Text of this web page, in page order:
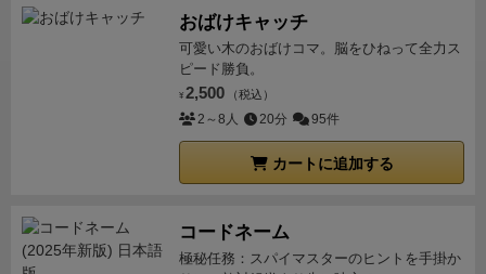
分を爆弾ダイスの目に足して、１０以上になったら爆
発判定。所持済みお宝の半分（端数切捨て。どれを捨
てるかは任意なので価値の低い方から捨てよう）をゲ
ームから除外します。爆弾は爆発すると数値が１に戻
爆弾の移動は３つのダイスで出ない限り動き
ません。誰も出さないままストックで10を超えて爆発
したとしても、1に戻します。7以上になった爆弾がく
あったので４になりました。まだ大丈夫】
も手軽なチキンレース。装備品集めて強固にして連続
おばけキャッチ
可愛い木のおばけコマ。脳をひねって全力ス
ピード勝負。
¥ 2,500 （税込）
2～8人 20分 95件
カートに追加する
コードネーム
極秘任務：スパイマスターのヒントを手掛か